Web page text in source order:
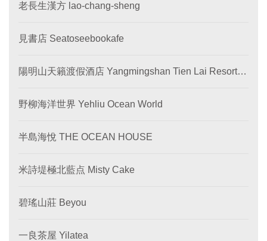
老長生漢方 lao-chang-sheng
見書店 Seatoseebookafe
陽明山天籟渡假酒店 Yangmingshan Tien Lai Resort &
野柳海洋世界 Yehliu Ocean World
半島海悅 THE OCEAN HOUSE
米詩堤極北藍点 Misty Cake
碧瑤山莊 Beyou
一良茶屋 Yilatea